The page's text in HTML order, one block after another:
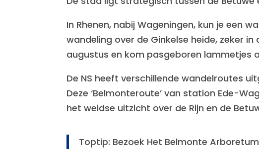
In Rhenen, nabij Wageningen, kun je een
wandeling over de Ginkelse heide, zeker
augustus en kom pasgeboren lammetjes
De NS heeft verschillende wandelroutes
Deze ‘Belmonteroute’ van station Ede-
het weidse uitzicht over de Rijn en de
Toptip: Bezoek Het Belmonte